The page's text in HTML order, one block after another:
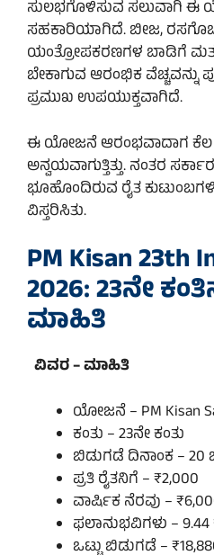
ಸುಲಭಗೊಳಿಸುವ ಸಲುವಾಗಿ
ಸಹಕಾರಿಯಾಗಿದೆ. ಬೀಜ,
ಯಂತ್ರೋಪಕರಣಗಳ ಬಾಡಿಗೆ
ಬೇಕಾಗುವ ಆರಂಭಿಕ ವೆಚ್ಚವನ್ನು
ಪ್ರಮುಖ ಉಪಯುಕ್ತವಾಗಿದೆ.
ಈ ಯೋಜನೆ ಆರಂಭವಾದಾಗ ಕೆಲ
ಅನ್ವಯವಾಗುತ್ತಿತ್ತು. ನಂತರ
ಭೂಹೊಂದಿರುವ ರೈತ
ವಿಸ್ತರಿಸಿತು.
PM Kisan 23th
2026: 23ನೇ
ಮಾಹಿತಿ
ವಿವರ – ಮಾಹಿತಿ
ಯೋಜನೆ – PM Kisan
ಕಂತು – 23ನೇ ಕಂತು
ಬಿಡುಗಡೆ ದಿನಾಂಕ –
ಪ್ರತಿ ರೈತನಿಗೆ – ₹2,000
ವಾರ್ಷಿಕ ನೆರವು –
ಫಲಾನುಭವಿಗಳು –
ಒಟ್ಟು ಬಿಡುಗಡೆ –